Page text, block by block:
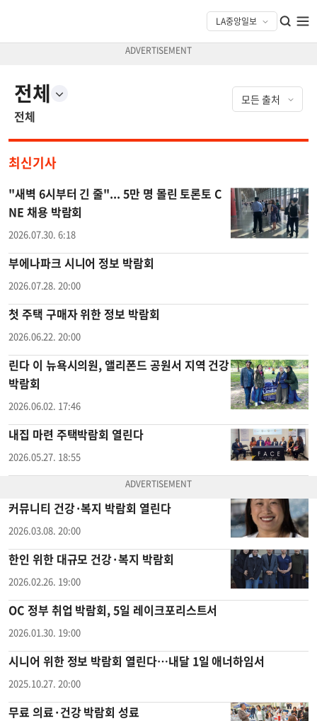
전체
전체
최신기사
"새벽 6시부터 긴 줄"... 5만 명 몰린 토론토 C
NE 채용 박람회
2026.07.30. 6:18
부에나파크 시니어 정보 박람회
2026.07.28. 20:00
첫 주택 구매자 위한 정보 박람회
2026.06.22. 20:00
린다 이 뉴욕시의원, 앨리폰드 공원서 지역 건강
박람회
2026.06.02. 17:46
내집 마련 주택박람회 열린다
2026.05.27. 18:55
커뮤니티 건강·복지 박람회 열린다
2026.03.08. 20:00
한인 위한 대규모 건강·복지 박람회
2026.02.26. 19:00
OC 정부 취업 박람회, 5일 레이크포리스트서
2026.01.30. 19:00
시니어 위한 정보 박람회 열린다…내달 1일 애너하임서
2025.10.27. 20:00
무료 의료·건강 박람회 성료